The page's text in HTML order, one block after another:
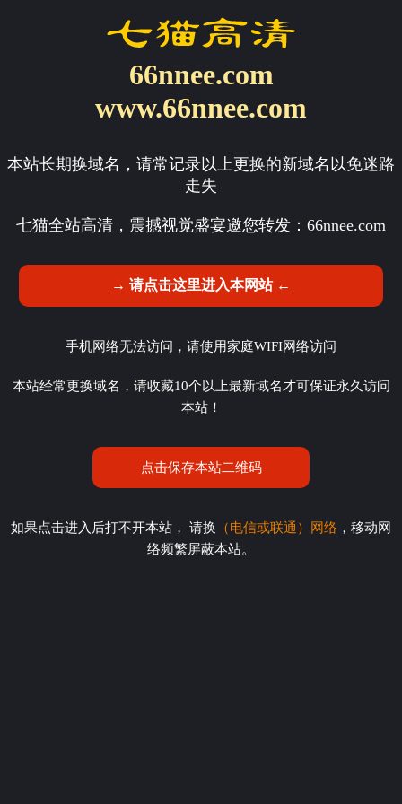
66nnee.com
www.66nnee.com
本站长期换域名，请常记录以上更换的新域名以免迷路
走失
七猫全站高清，震撼视觉盛宴邀您转发： 66nnee.com
→ 请点击这里进入本网站 ←
手机网络无法访问，请使用家庭WIFI网络访问
本站经常更换域名，请收藏10个以上最新域名才可保证永久访问
本站！
点击保存本站二维码
如果点击进入后打不开本站， 请换 （电信或联通）网络 ，移动网
络频繁屏蔽本站。